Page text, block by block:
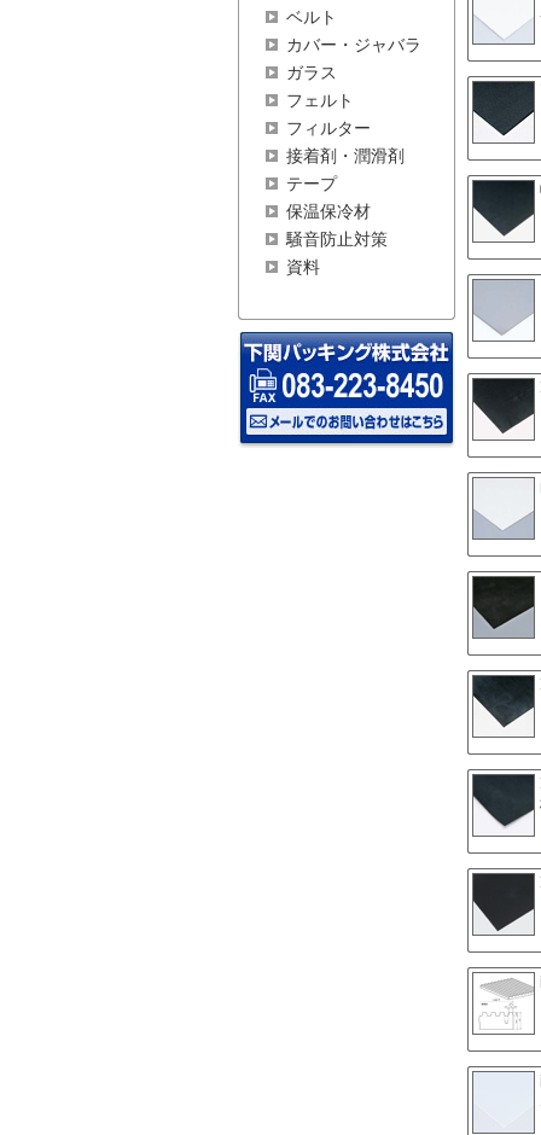
ベルト
カバー・ジャバラ
ガラス
フェルト
フィルター
接着剤・潤滑剤
テープ
保温保冷材
騒音防止対策
資料